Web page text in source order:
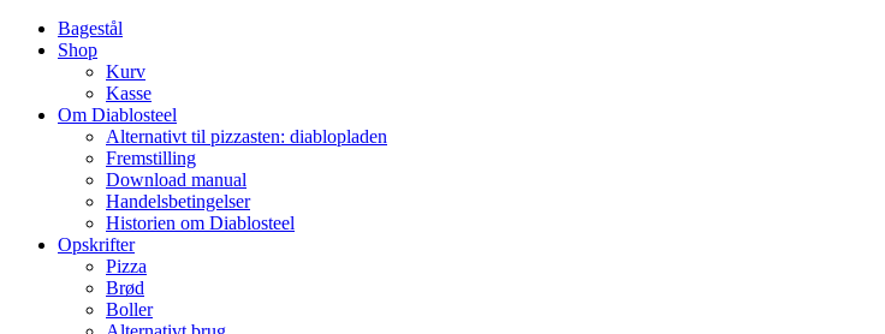
Bagestål
Shop
Kurv
Kasse
Om Diablosteel
Alternativt til pizzasten: diablopladen
Fremstilling
Download manual
Handelsbetingelser
Historien om Diablosteel
Opskrifter
Pizza
Brød
Boller